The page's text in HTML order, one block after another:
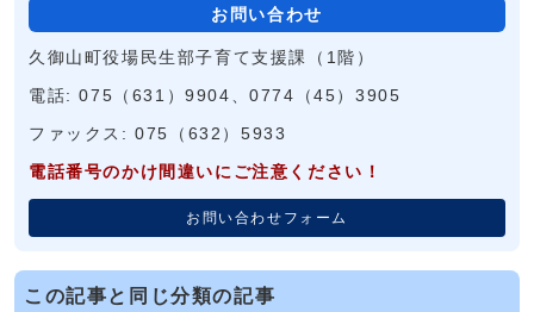
お問い合わせ
久御山町役場民生部子育て支援課（1階）
電話: 075（631）9904、0774（45）3905
ファックス: 075（632）5933
電話番号のかけ間違いにご注意ください！
お問い合わせフォーム
この記事と同じ分類の記事